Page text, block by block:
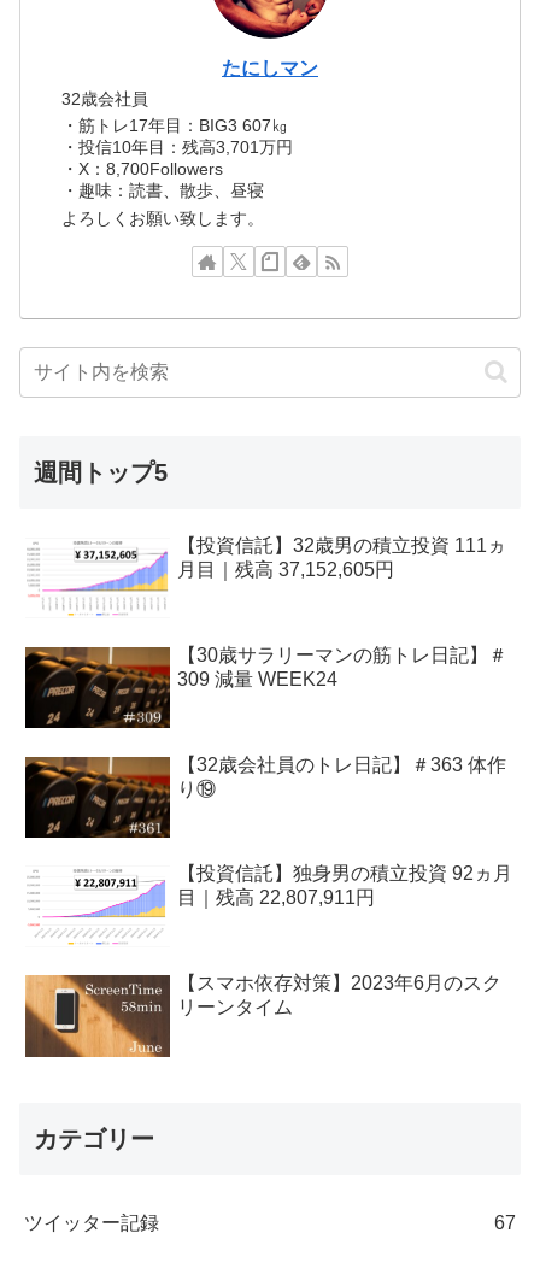
たにしマン
32歳会社員
・筋トレ17年目：BIG3 607㎏
・投信10年目：残高3,701万円
・X：8,700Followers
・趣味：読書、散歩、昼寝
よろしくお願い致します。
週間トップ5
【投資信託】32歳男の積立投資 111ヵ
月目｜残高 37,152,605円
【30歳サラリーマンの筋トレ日記】＃
309 減量 WEEK24
【32歳会社員のトレ日記】＃363 体作
り⑲
【投資信託】独身男の積立投資 92ヵ月
目｜残高 22,807,911円
【スマホ依存対策】2023年6月のスク
リーンタイム
カテゴリー
ツイッター記録 67